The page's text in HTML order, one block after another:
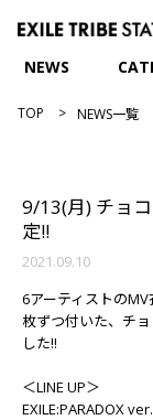
NEWS
TOP NEWS一覧
9/13(月) チョ
定!!
2021.09.10
6アーティストの
枚ずつ付いた、チ
した!!
＜LINE UP＞
EXILE:PARADOX ver.